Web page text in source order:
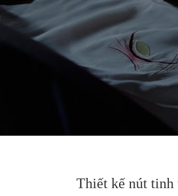
Thiết kế nút tinh